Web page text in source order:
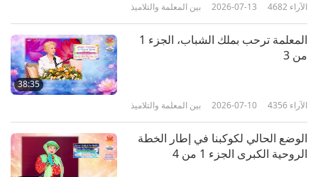
بين المعلمة والتلاميذ 2026-07-13 4682 الآراء
38:35
المعلمة ترحب بملك الشباب، الجزء 1
من 3
بين المعلمة والتلاميذ 2026-07-10 4356 الآراء
الوضع الحالي لكوكبنا في إطار الخطة
الروحية الكبرى الجزء 1 من 4